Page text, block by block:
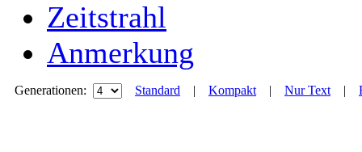
Zeitstrahl
Anmerkung
Generationen: Standard | Kompakt| Nur Text|